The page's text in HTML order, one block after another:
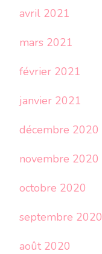
avril 2021
mars 2021
février 2021
janvier 2021
décembre 2020
novembre 2020
octobre 2020
septembre 2020
août 2020